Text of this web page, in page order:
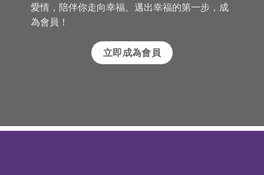
愛情，陪伴你走向幸福。邁出幸福的第一步，成
為會員！
立即成為會員